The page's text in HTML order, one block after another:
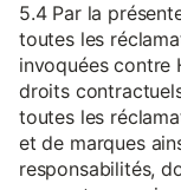
5.4 Par la
toutes les
invoquées contre
droits
toutes les
et de marques
responsabilités,